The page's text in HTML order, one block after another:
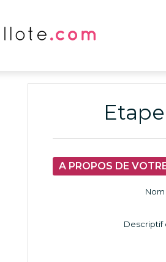
A PROPOS DE
Descriptif